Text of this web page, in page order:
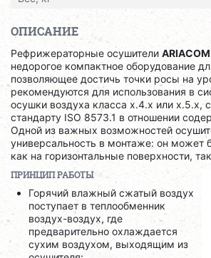
ОПИСАНИЕ
Рефрижераторные осушители
недорогое компактное оборудование
позволяющее достичь точки росы на
рекомендуются для использования в
осушки воздуха класса x.4.x или x.5.x,
стандарту ISO 8573.1 в отношении
Одной из важных возможностей
универсальность в монтаже: он может
как на горизонтальные поверхности,
ПРИНЦИП РАБОТЫ
Горячий влажный сжатый воздух
поступает в теплообменник
воздух-воздух, где
предварительно охлаждается
сухим воздухом, выходящим из